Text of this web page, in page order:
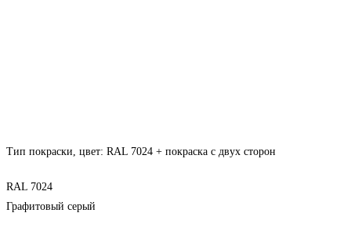
Тип покраски, цвет: RAL 7024 + покраска с двух сторон
RAL 7024
Графитовый серый